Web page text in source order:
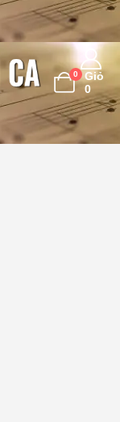
0
Giỏ
0